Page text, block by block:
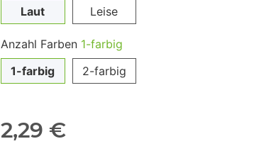
Laut
Leise
Anzahl Farben 1-farbig
1-farbig
2-farbig
2,29 €